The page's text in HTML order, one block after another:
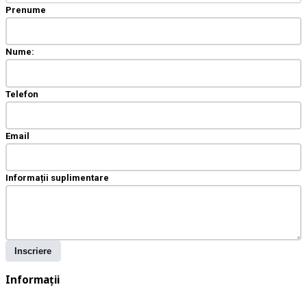
Prenume
Nume:
Telefon
Email
Informații suplimentare
Inscriere
Informații